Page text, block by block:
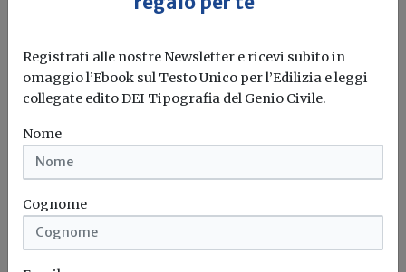
Agenzia delle entrate Fisco Start-up
Registrati alle nostre Newsletter e ricevi subito in
omaggio l’Ebook sul Testo Unico per l’Edilizia e leggi
collegate edito DEI Tipografia del Genio Civile.
Nome
Cognome